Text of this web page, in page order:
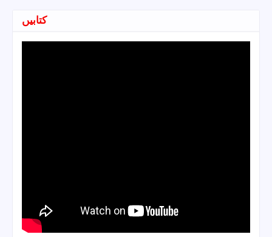
کتابیں